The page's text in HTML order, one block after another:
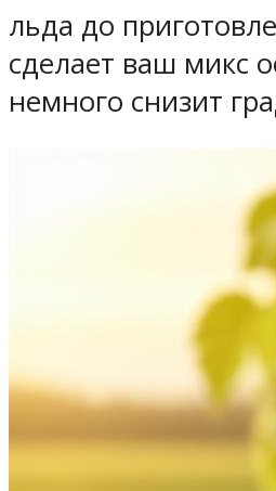
льда до
сделает ваш микс
немного снизит